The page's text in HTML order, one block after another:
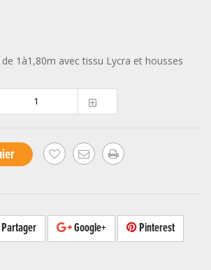
1à1,80m avec tissu Lycra et housses
Partager Google+ Pinterest